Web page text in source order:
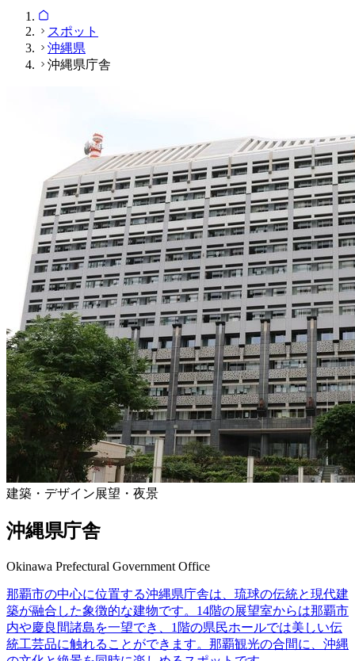
スポット
沖縄県
沖縄県庁舎
建築・デザイン展望・夜景
沖縄県庁舎
Okinawa Prefectural Government Office
那覇市の中心に位置する沖縄県庁舎は、琉球の伝統と現代建
築が融合した象徴的な建物です。14階の展望室からは那覇市
内や慶良間諸島を一望でき、1階の県民ホールでは美しい伝
統工芸品に触れることができます。那覇観光の合間に、沖縄